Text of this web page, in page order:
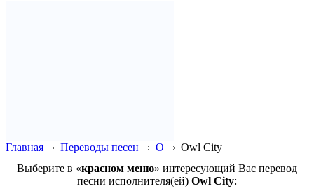
Главная Переводы песен O
Owl City
Выберите в «красном меню» интересующий Вас перевод
песни исполнителя(ей) Owl City: